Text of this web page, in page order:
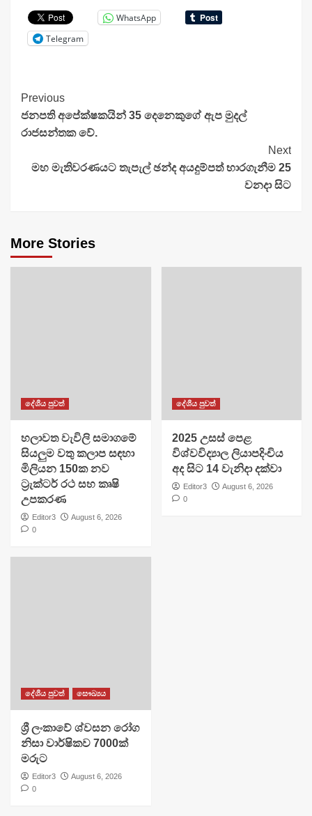
WhatsApp
Telegram
Continue
Reading
Previous
ජනපති අපේක්ෂකයින් 35 දෙනෙකුගේ ඇප මුදල්
රාජසන්තක වේ.
Next
මහ මැතිවරණයට තැපැල් ඡන්ද අයදුම්පත් භාරගැනීම 25
වනදා සිට
More Stories
දේශීය පුවත්
හලාවත වැවිලි සමාගමේ
සියලුම වතු කලාප සඳහා
මිලියන 150ක නව
ට්‍රැක්ටර් රථ සහ කෘෂි
උපකරණ
Editor3
August 6, 2026
0
දේශීය පුවත්
​2025 උසස් පෙළ
විශ්වවිද්‍යාල ලියාපදිංචිය
අද සිට 14 වැනිදා දක්වා
Editor3
August 6, 2026
0
දේශීය පුවත් සෞඛ්‍යය
ශ්‍රී ලංකාවේ ශ්වසන රෝග
නිසා වාර්ෂිකව 7000ක්
මරුට
Editor3
August 6, 2026
0